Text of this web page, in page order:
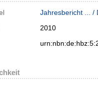
Jahresbericht ... /
2010